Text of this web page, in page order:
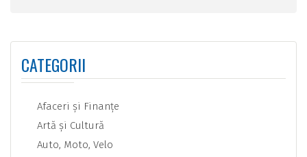
CATEGORII
Afaceri şi Finanţe
Artă şi Cultură
Auto, Moto, Velo